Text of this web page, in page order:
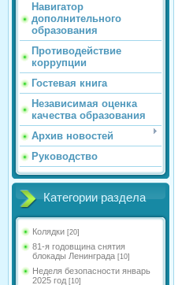
Навигатор
дополнительного
образования
Противодействие
коррупции
Гостевая книга
Независимая оценка
качества образования
Архив новостей
Руководство
Категории раздела
Колядки [20]
81-я годовщина снятия
блокады Ленинграда [10]
Неделя безопасности январь
2025 год [10]